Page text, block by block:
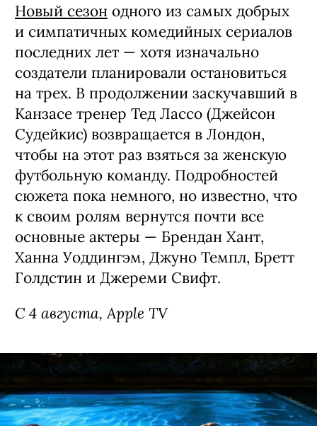
Новый сезон одного из самых добрых
и симпатичных комедийных сериалов
последних лет — хотя изначально
создатели планировали остановиться
на трех. В продолжении заскучавший в
Канзасе тренер Тед Лассо (Джейсон
Судейкис) возвращается в Лондон,
чтобы на этот раз взяться за женскую
футбольную команду. Подробностей
сюжета пока немного, но известно, что
к своим ролям вернутся почти все
основные актеры — Брендан Хант,
Ханна Уоддингэм, Джуно Темпл, Бретт
Голдстин и Джереми Свифт.
С 4 августа, Apple TV